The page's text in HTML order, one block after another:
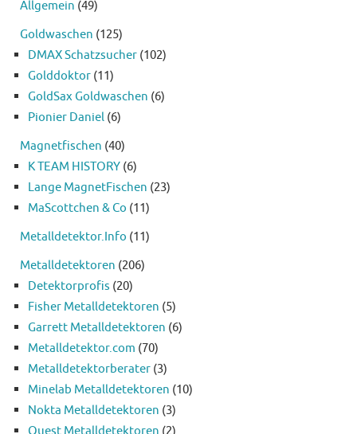
Allgemein (49)
Goldwaschen (125)
DMAX Schatzsucher (102)
Golddoktor (11)
GoldSax Goldwaschen (6)
Pionier Daniel (6)
Magnetfischen (40)
K TEAM HISTORY (6)
Lange MagnetFischen (23)
MaScottchen & Co (11)
Metalldetektor.Info (11)
Metalldetektoren (206)
Detektorprofis (20)
Fisher Metalldetektoren (5)
Garrett Metalldetektoren (6)
Metalldetektor.com (70)
Metalldetektorberater (3)
Minelab Metalldetektoren (10)
Nokta Metalldetektoren (3)
Quest Metalldetektoren (2)